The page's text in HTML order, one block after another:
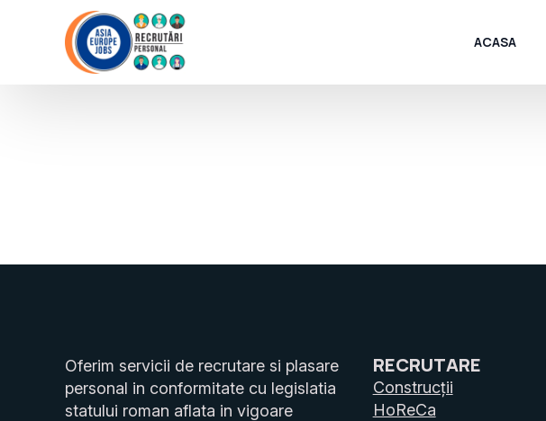
ACASA
Oferim servicii de recrutare si plasare
personal in conformitate cu legislatia
statului roman aflata in vigoare
RECRUTARE
Construcții
HoReCa